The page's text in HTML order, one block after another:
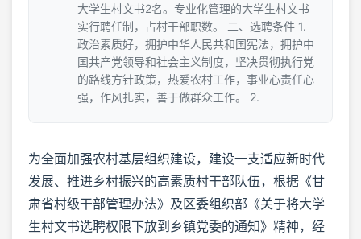
大学生村文书2名。专业化管理的大学生村文书
实行聘任制，占村干部职数。 二、选聘条件 1.
政治素质好，拥护中华人民共和国宪法，拥护中
国共产党领导和社会主义制度，坚决贯彻执行党
的路线方针政策，热爱农村工作，事业心责任心
强，作风扎实，善于做群众工作。 2.
为全面加强农村基层组织建设，建设一支适应新时代
发展、推进乡村振兴的高素质村干部队伍，根据《甘
肃省村级干部管理办法》及区委组织部《关于将大学
生村文书选聘权限下放到乡镇党委的通知》精神，经